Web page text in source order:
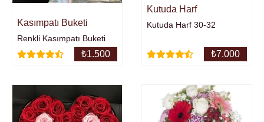
Kasımpatı Buketi
Renkli Kasımpatı Buketi
₺1.500
Kutuda Harf
Kutuda Harf 30-32
₺7.000